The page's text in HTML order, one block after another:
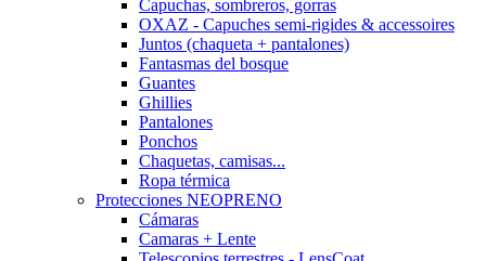
Capuchas, sombreros, gorras
OXAZ - Capuches semi-rigides & accessoires
Juntos (chaqueta + pantalones)
Fantasmas del bosque
Guantes
Ghillies
Pantalones
Ponchos
Chaquetas, camisas...
Ropa térmica
Protecciones NEOPRENO
Cámaras
Camaras + Lente